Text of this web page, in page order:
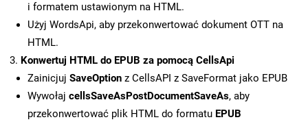
i formatem ustawionym na HTML.
Użyj WordsApi, aby przekonwertować dokument OTT na
HTML.
Konwertuj HTML do EPUB za pomocą CellsApi
Zainicjuj SaveOption z CellsAPI z SaveFormat jako EPUB
Wywołaj cellsSaveAsPostDocumentSaveAs, aby
przekonwertować plik HTML do formatu EPUB